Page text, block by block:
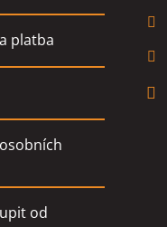
platba
od